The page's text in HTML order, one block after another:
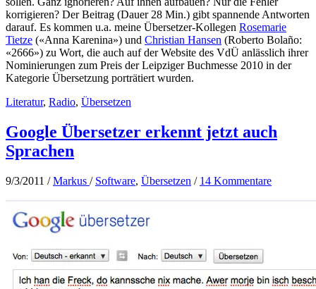
korrigieren? Der Beitrag (Dauer 28 Min.) gibt spannende Antworten
darauf. Es kommen u.a. meine Übersetzer-Kollegen Rosemarie
Tietze («Anna Karenina») und Christian Hansen (Roberto Bolaño:
«2666») zu Wort, die auch auf der Website des VdÜ anlässlich ihrer
Nominierungen zum Preis der Leipziger Buchmesse 2010 in der
Kategorie Übersetzung porträtiert wurden.
Literatur, Radio, Übersetzen
Google Übersetzer erkennt jetzt auch
Sprachen
9/3/2011 /Markus / Software, Übersetzen / 14 Kommentare